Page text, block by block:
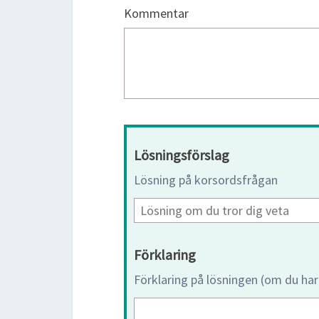
Kommentar
Lösningsförslag
Lösning på korsordsfrågan
Förklaring
Förklaring på lösningen (om du